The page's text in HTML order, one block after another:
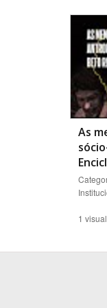
Área
As
1